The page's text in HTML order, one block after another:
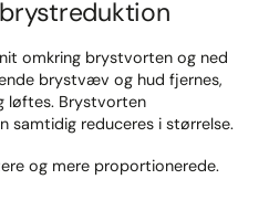
omkring brystvorten og ned
brystvæv og hud fjernes,
løftes. Brystvorten
samtidig reduceres i størrelse.
og mere proportionerede.